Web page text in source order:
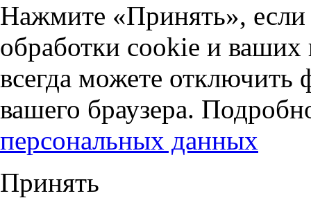
Нажмите «Принять», если
обработки cookie и
всегда можете отключить
вашего браузера.
персональных данных
Принять